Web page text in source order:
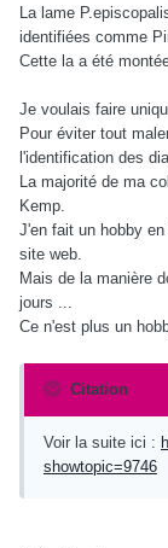
La lame
identifiées comme
Cette la a été
Je voulais faire
Pour éviter tout
l'identification des
La majorité de ma
Kemp.
J'en fait un hobby
site web.
Mais de la manière
jours ...
Ce n'est plus un
Citation
Voir la suite ici :
showtopic=9746